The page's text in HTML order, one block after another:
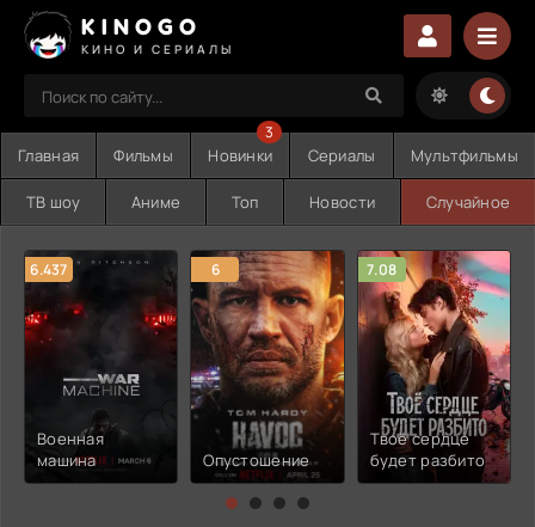
KINOGO
КИНО И СЕРИАЛЫ
Главная Фильмы Новинки
3
Сериалы Мультфильмы
ТВ шоу Аниме Топ Новости Случайное
6.437
Военная
машина
6
Опустошение
7.08
Твоё сердце
будет разбито